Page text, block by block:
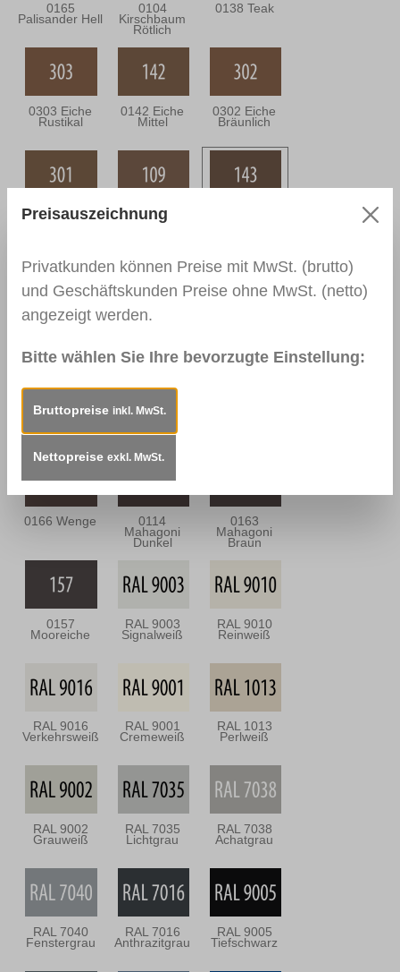
0165
Palisander Hell
0104
Kirschbaum
Rötlich
0138 Teak
0303 Eiche
Rustikal
0142 Eiche
Mittel
0302 Eiche
Bräunlich
0301 Eiche
Grünlich
0109
Nussbaum
0144 Braun 0110
0113
Mahagoni Hell
0164
Nussbaum
Antik
0166 Wenge 0114
Mahagoni
Dunkel
0163
Mahagoni
Braun
0157
Mooreiche
RAL 9003
Signalweiß
RAL 9010
Reinweiß
RAL 9016
Verkehrsweiß
RAL 9001
Cremeweiß
RAL 1013
Perlweiß
RAL 9002
Grauweiß
RAL 7035
Lichtgrau
RAL 7038
Achatgrau
RAL 7040
Fenstergrau
RAL 7016
Anthrazitgrau
RAL 9005
Tiefschwarz
Preisauszeichnung
Privatkunden können Preise mit MwSt. (brutto)
und Geschäftskunden Preise ohne MwSt. (netto)
angezeigt werden.
Bitte wählen Sie Ihre bevorzugte Einstellung:
Bruttopreise inkl. MwSt.
Nettopreise exkl. MwSt.